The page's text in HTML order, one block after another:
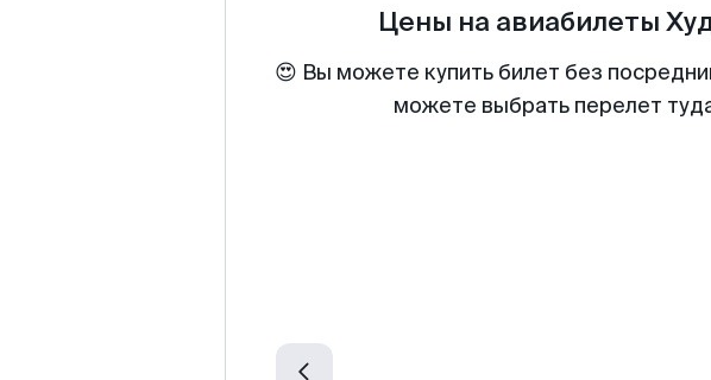
Цены на авиабилеты
😍 Вы можете купить билет без
можете выбрать перелет